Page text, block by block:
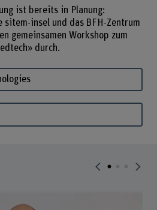
ist bereits in Planung:
sitem-insel und das BFH-Zentrum
gemeinsamen Workshop zum
durch.